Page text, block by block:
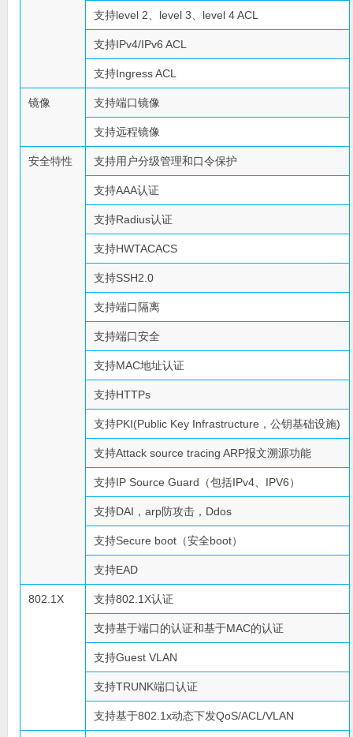
支持level 2、level 3、level 4 ACL
支持IPv4/IPv6 ACL
支持Ingress ACL
镜像 支持端口镜像
支持远程镜像
安全特性 支持用户分级管理和口令保护
支持AAA认证
支持Radius认证
支持HWTACACS
支持SSH2.0
支持端口隔离
支持端口安全
支持MAC地址认证
支持HTTPs
支持PKI(Public Key Infrastructure，公钥基础设施)
支持Attack source tracing ARP报文溯源功能
支持IP Source Guard（包括IPv4、IPV6）
支持DAI，arp防攻击，Ddos
支持Secure boot（安全boot）
支持EAD
802.1X 支持802.1X认证
支持基于端口的认证和基于MAC的认证
支持Guest VLAN
支持TRUNK端口认证
支持基于802.1x动态下发QoS/ACL/VLAN